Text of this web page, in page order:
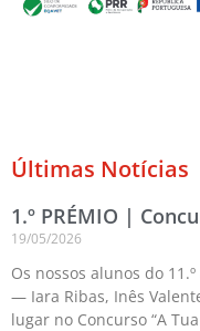
Últimas Notícias
1.º PRÉMIO |
19/05/2026
Os nossos alunos do
— Iara Ribas, Inês
lugar no Concurso “A